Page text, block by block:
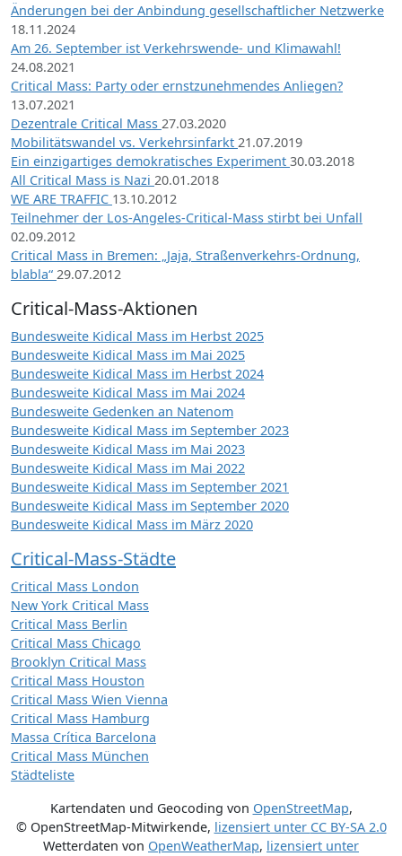
Änderungen bei der Anbindung gesellschaftlicher Netzwerke
18.11.2024
Am 26. September ist Verkehrswende- und Klimawahl!
24.08.2021
Critical Mass: Party oder ernstzunehmendes Anliegen?
13.07.2021
Dezentrale Critical Mass 27.03.2020
Mobilitätswandel vs. Verkehrsinfarkt 21.07.2019
Ein einzigartiges demokratisches Experiment 30.03.2018
All Critical Mass is Nazi 20.01.2018
WE ARE TRAFFIC 13.10.2012
Teilnehmer der Los-Angeles-Critical-Mass stirbt bei Unfall
02.09.2012
Critical Mass in Bremen: „Jaja, Straßenverkehrs-Ordnung,
blabla“ 29.07.2012
Critical-Mass-Aktionen
Bundesweite Kidical Mass im Herbst 2025
Bundesweite Kidical Mass im Mai 2025
Bundesweite Kidical Mass im Herbst 2024
Bundesweite Kidical Mass im Mai 2024
Bundesweite Gedenken an Natenom
Bundesweite Kidical Mass im September 2023
Bundesweite Kidical Mass im Mai 2023
Bundesweite Kidical Mass im Mai 2022
Bundesweite Kidical Mass im September 2021
Bundesweite Kidical Mass im September 2020
Bundesweite Kidical Mass im März 2020
Critical-Mass-Städte
Critical Mass London
New York Critical Mass
Critical Mass Berlin
Critical Mass Chicago
Brooklyn Critical Mass
Critical Mass Houston
Critical Mass Wien Vienna
Critical Mass Hamburg
Massa Crítica Barcelona
Critical Mass München
Städteliste
Kartendaten und Geocoding von OpenStreetMap,
© OpenStreetMap-Mitwirkende, lizensiert unter CC BY-SA 2.0
Wetterdaten von OpenWeatherMap, lizensiert unter